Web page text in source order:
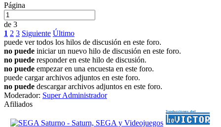
Página
de 3
1 2 3 Siguiente Último
puede ver todos los hilos de discusión en este foro.
no puede iniciar un nuevo hilo de discusión en este foro.
no puede responder en este hilo de discusión.
no puede empezar en una encuesta en este foro.
puede cargar archivos adjuntos en este foro.
no puede descargar archivos adjuntos en este foro.
Moderador: Super Administrador
Afiliados